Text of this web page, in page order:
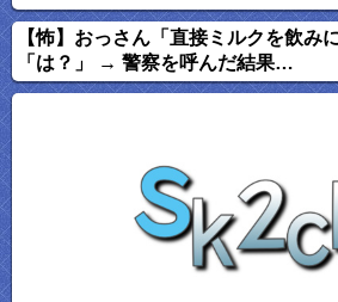
【怖】おっさん「直接ミルクを飲み
「は？」 → 警察を呼んだ結果…